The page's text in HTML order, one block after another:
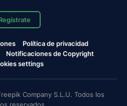
Política de privacidad
Notificaciones de Copyright
settings
Company S.L.U. Todos los